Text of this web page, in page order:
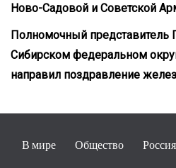
Ново-Садовой и Советской
Полномочный представитель
Сибирском федеральном
направил поздравление
В мире Общество Россия